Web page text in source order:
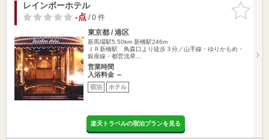
お気に入
りに追加
レインボーホテル
-点/ 0 件
東京都 / 港区
新馬場駅5.50km 新橋駅246m
ＪＲ新橋駅 鳥森口より徒歩３分／山手線・ゆりかもめ・
銀座線・都営浅草…
営業時間
入浴料金 ～
宿泊 ホテル
楽天トラベルの宿泊プランを見る